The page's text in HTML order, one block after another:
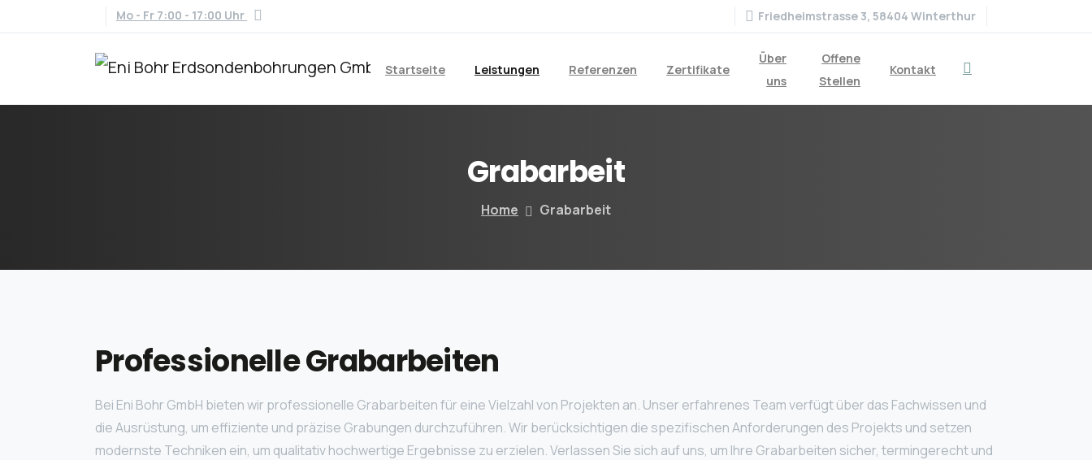
Mo - Fr 7:00 - 17:00 Uhr Friedheimstrasse 3, 58404 Winterthur
Startseite Leistungen Referenzen Zertifikate
Über
uns
Offene
Stellen
Kontakt
Search
Grabarbeit
Home Grabarbeit
ProfessionelleGrabarbeiten
Bei Eni Bohr GmbH bieten wir professionelle Grabarbeiten für eine Vielzahl von Projekten an. Unser erfahrenes Team verfügt über das Fachwissen und
die Ausrüstung, um effiziente und präzise Grabungen durchzuführen. Wir berücksichtigen die spezifischen Anforderungen des Projekts und setzen
modernste Techniken ein, um qualitativ hochwertige Ergebnisse zu erzielen. Verlassen Sie sich auf uns, um Ihre Grabarbeiten sicher, termingerecht und